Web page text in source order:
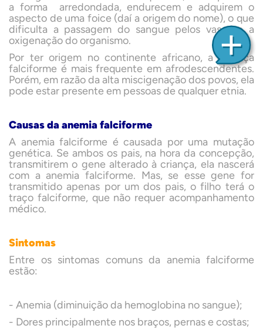
a forma arredondada, endurecem e adquirem o
aspecto de uma foice (daí a origem do nome), o que
dificulta a passagem do sangue pelos vasos e a
oxigenação do organismo.
Por ter origem no continente africano, a doença
falciforme é mais frequente em afrodescendentes.
Porém, em razão da alta miscigenação dos povos, ela
pode estar presente em pessoas de qualquer etnia.
Causas da anemia falciforme
A anemia falciforme é causada por uma mutação
genética. Se ambos os pais, na hora da concepção,
transmitirem o gene alterado à criança, ela nascerá
com a anemia falciforme. Mas, se esse gene for
transmitido apenas por um dos pais, o filho terá o
traço falciforme, que não requer acompanhamento
médico.
Sintomas
Entre os sintomas comuns da anemia falciforme
estão:
- Anemia (diminuição da hemoglobina no sangue);
- Dores principalmente nos braços, pernas e costas;